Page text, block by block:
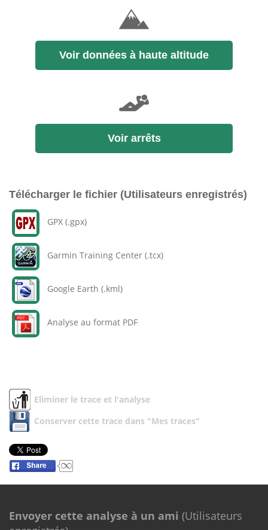
Voir données à haute altitude
Voir arrêts
Télécharger le fichier (Utilisateurs enregistrés)
GPX (.gpx)
Garmin Training Center (.tcx)
Google Earth (.kml)
Analyse au format PDF
Eliminer le trace et l'analyse
Conserver cette trace dans "Mes traces"
Envoyer cette analyse à un ami (Utilisateurs